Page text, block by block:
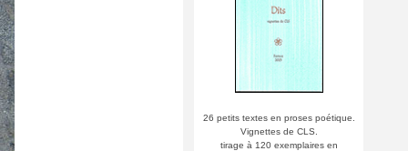
26 petits textes en proses poétique.
Vignettes de CLS.
tirage à 120 exemplaires en